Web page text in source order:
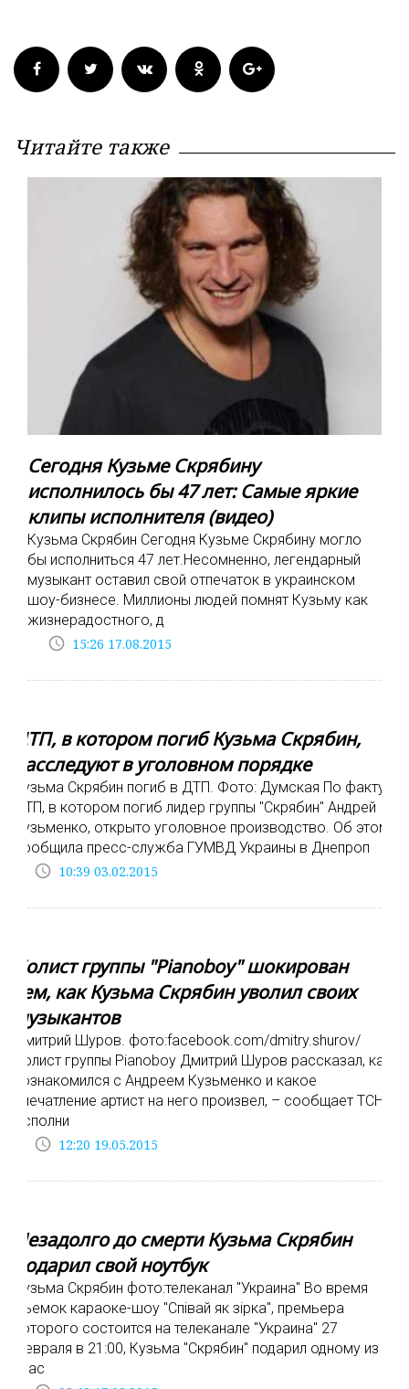
Читайте также
Сегодня Кузьме Скрябину
исполнилось бы 47 лет: Самые яркие
клипы исполнителя (видео)
Кузьма Скрябин Сегодня Кузьме Скрябину могло
бы исполниться 47 лет.Несомненно, легендарный
музыкант оставил свой отпечаток в украинском
шоу-бизнесе. Миллионы людей помнят Кузьму как
жизнерадостного, д
access_time 15:26 17.08.2015
ДТП, в котором погиб Кузьма Скрябин,
расследуют в уголовном порядке
Кузьма Скрябин погиб в ДТП. Фото: Думская По факту
ДТП, в котором погиб лидер группы "Скрябин" Андрей
Кузьменко, открыто уголовное производство. Об этом
сообщила пресс-служба ГУМВД Украины в Днепроп
access_time 10:39 03.02.2015
Солист группы "Pianoboy" шокирован
тем, как Кузьма Скрябин уволил своих
музыкантов
Дмитрий Шуров. фото:facebook.com/dmitry.shurov/
Солист группы Pianoboy Дмитрий Шуров рассказал, как
познакомился с Андреем Кузьменко и какое
впечатление артист на него произвел, – сообщает ТСН.
Исполни
access_time 12:20 19.05.2015
Незадолго до смерти Кузьма Скрябин
подарил свой ноутбук
Кузьма Скрябин фото:телеканал "Украина" Во время
съемок караоке-шоу "Співай як зірка", премьера
которого состоится на телеканале "Украина" 27
февраля в 21:00, Кузьма "Скрябин" подарил одному из
учас